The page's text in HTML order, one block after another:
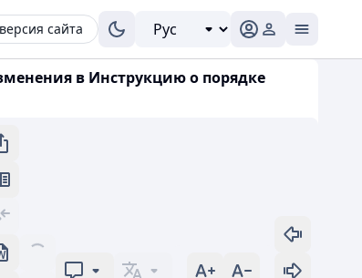
сайта
в Инструкцию о порядке